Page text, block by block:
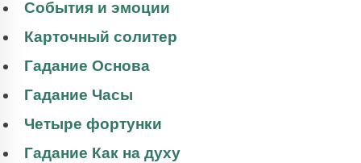
События и эмоции
Карточный солитер
Гадание Основа
Гадание Часы
Четыре фортунки
Гадание Как на духу